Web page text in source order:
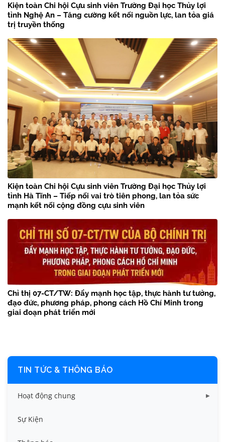
Kiện toàn Chi hội Cựu sinh viên Trường Đại học Thủy lợi
tỉnh Nghệ An – Tăng cường kết nối nguồn lực, lan tỏa giá
trị truyền thống
Kiện toàn Chi hội Cựu sinh viên Trường Đại học Thủy lợi
tỉnh Hà Tĩnh – Tiếp nối vai trò tiên phong, lan tỏa sức
mạnh kết nối cộng đồng cựu sinh viên
Chỉ thị 07-CT/TW: Đẩy mạnh học tập, thực hành tư tưởng,
đạo đức, phương pháp, phong cách Hồ Chí Minh trong
giai đoạn phát triển mới
TIN TỨC & THÔNG BÁO
Hoạt động chung
Tin công tác sinh viên
Tin đào tạo
Sự Kiện